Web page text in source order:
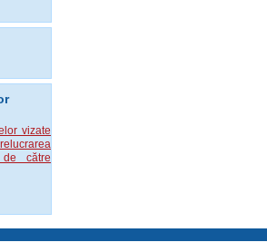
vizate
de către